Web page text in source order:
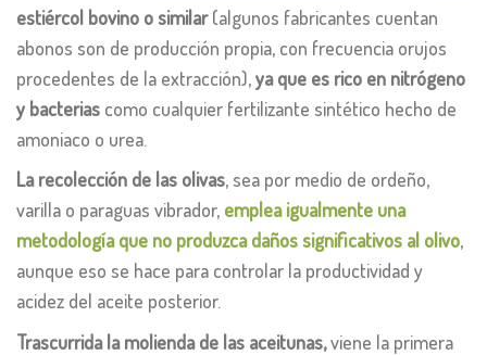
estiércol bovino o similar(algunos fabricantes cuentan
abonos son de producción propia, con frecuencia orujos
procedentes de la extracción),ya que es rico en nitrógeno
y bacterias como cualquier fertilizante sintético hecho de
amoniaco o urea.
La recolección de las olivas, sea por medio de ordeño,
varilla o paraguas vibrador, emplea igualmente una
metodología que no produzca daños significativos al olivo,
aunque eso se hace para controlar la productividad y
acidez del aceite posterior.
Trascurrida la molienda de las aceitunas,viene la primera